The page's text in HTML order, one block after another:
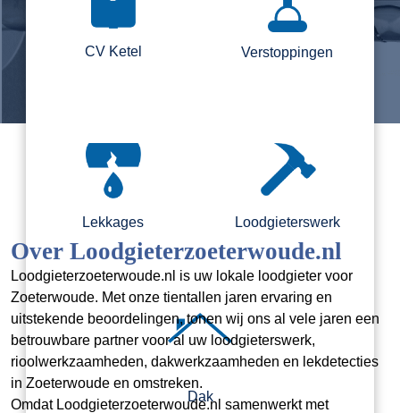
CV Ketel Verstoppingen
Lekkages Loodgieterswerk
Dak
Over Loodgieterzoeterwoude.nl
Loodgieterzoeterwoude.nl is uw lokale loodgieter voor
Zoeterwoude. Met onze tientallen jaren ervaring en
uitstekende beoordelingen, tonen wij ons al vele jaren een
betrouwbare partner voor al uw loodgieterswerk,
rioolwerkzaamheden, dakwerkzaamheden en lekdetecties
in Zoeterwoude en omstreken.
Omdat Loodgieterzoeterwoude.nl samenwerkt met